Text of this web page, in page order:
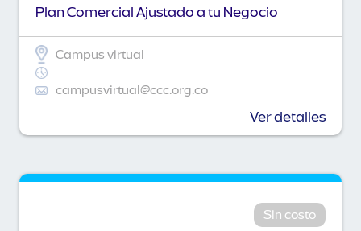
Plan Comercial Ajustado a tu Negocio
Campus virtual
campusvirtual@ccc.org.co
Ver detalles
Sin costo